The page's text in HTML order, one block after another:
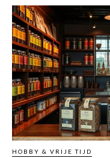
HOBBY & VRIJE TIJD